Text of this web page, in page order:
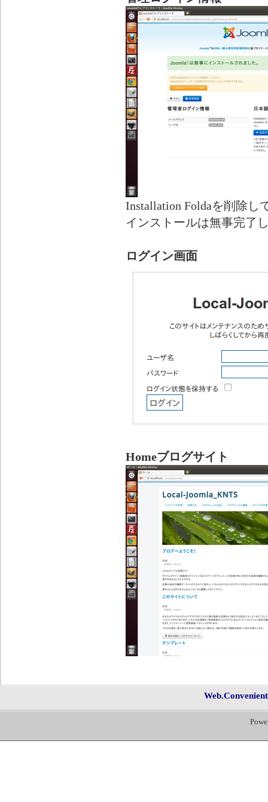
Installation Foldaを削除し
インストールは無事完了
ログイン画面
Homeブログサイト
Web.Convenient